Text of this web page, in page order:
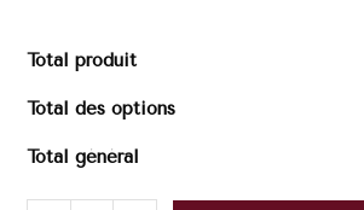
Total produit
Total des options
Total général